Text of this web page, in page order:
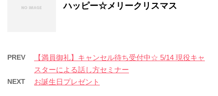
ハッピー☆メリークリスマス
PREV
【満員御礼】キャンセル待ち受付中☆ 5/14 現役キャ
スターによる話し方セミナー
NEXT お誕生日プレゼント